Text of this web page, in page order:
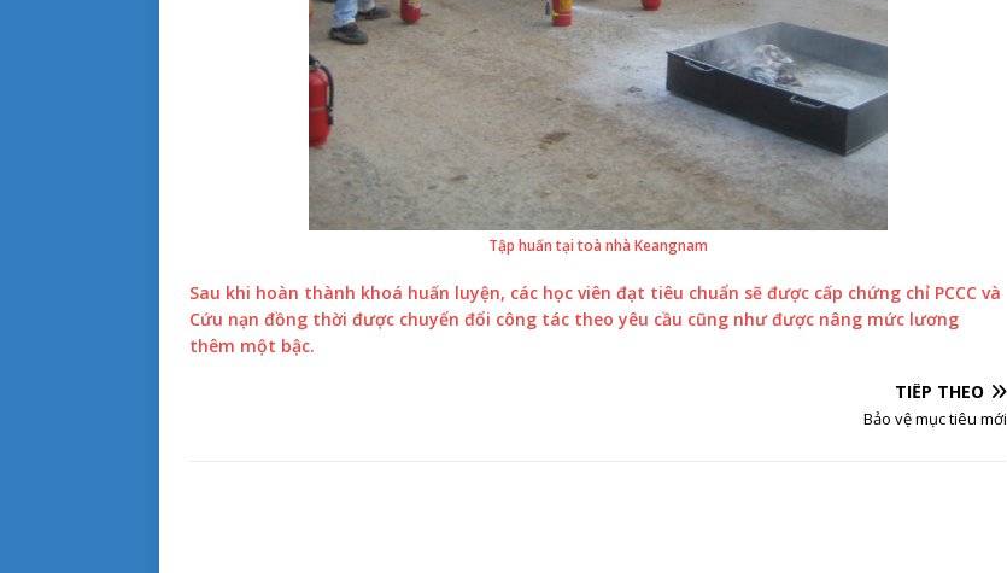
Tập huấn tại toà nhà Keangnam
Sau khi hoàn thành khoá huấn luyện, các học viên đạt tiêu chuẩn sẽ được cấp chứng chỉ PCCC và
Cứu nạn đồng thời được chuyển đổi công tác theo yêu cầu cũng như được nâng mức lương
thêm một bậc.
TIẾP THEO
Bảo vệ mục tiêu mới